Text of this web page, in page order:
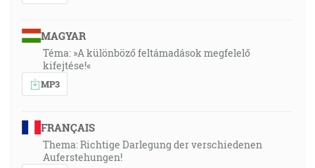
MAGYAR
Téma: »A különböző feltámadások megfelelő
kifejtése!«
MP3
FRANÇAIS
Thema: Richtige Darlegung der verschiedenen
Auferstehungen!